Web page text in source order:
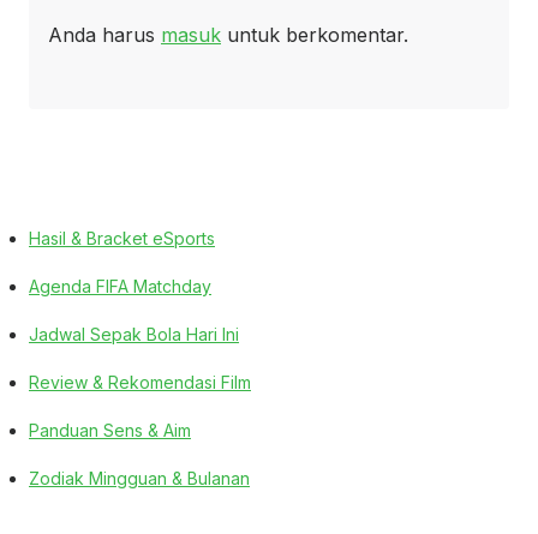
Anda harus masuk untuk berkomentar.
Hasil & Bracket eSports
Agenda FIFA Matchday
Jadwal Sepak Bola Hari Ini
Review & Rekomendasi Film
Panduan Sens & Aim
Zodiak Mingguan & Bulanan